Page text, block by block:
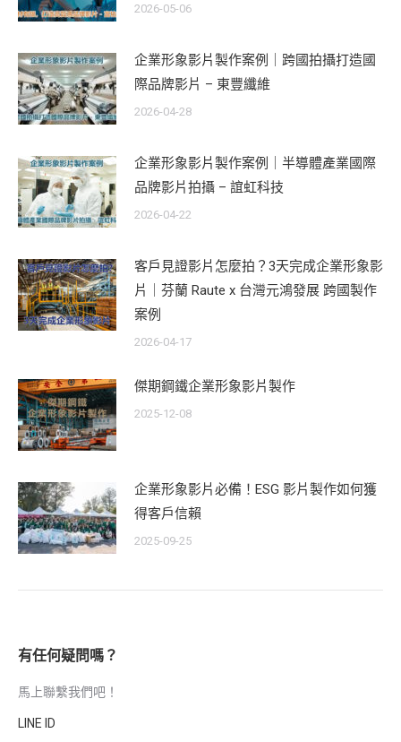
2026-05-06
企業形象影片製作案例｜跨國拍攝打造國
際品牌影片 – 東豐纖維
2026-04-28
企業形象影片製作案例｜半導體產業國際
品牌影片拍攝 – 誼虹科技
2026-04-22
客戶見證影片怎麼拍？3天完成企業形象影
片｜芬蘭 Raute x 台灣元鴻發展 跨國製作
案例
2026-04-17
傑期鋼鐵企業形象影片製作
2025-12-08
企業形象影片必備！ESG 影片製作如何獲
得客戶信賴
2025-09-25
有任何疑問嗎？
馬上聯繫我們吧！
LINE ID